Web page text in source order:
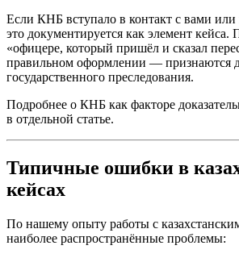
Если КНБ вступало в контакт с вами
это документируется как элемент кейса.
«офицере, который пришёл и сказал
правильном оформлении — признаются
государственного преследования.
Подробнее о КНБ как факторе
в отдельной статье.
Типичные ошибки в
кейсах
По нашему опыту работы с
наиболее распространённые проблемы: